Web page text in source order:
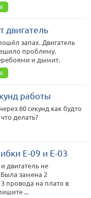
двигатель
запах. Двигатель
проблему.
и дымит.
работы
60 секунд как будто
делать?
Е-09 и Е-03
двигатель не
Была замена 2
провода на плато в
...